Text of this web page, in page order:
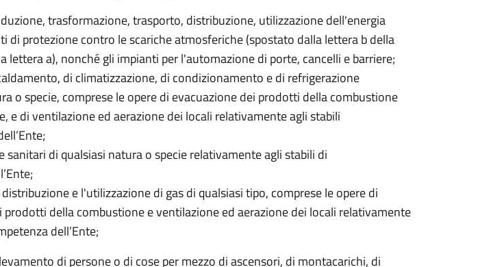
trasformazione, trasporto, distribuzione, utilizzazione dell'energia
di protezione contro le scariche atmosferiche (spostato dalla lettera b della
lettera a), nonché gli impianti per l'automazione di porte, cancelli e barriere;
di climatizzazione, di condizionamento e di refrigerazione
o specie, comprese le opere di evacuazione dei prodotti della combustione
e di ventilazione ed aerazione dei locali relativamente agli stabili
sanitari di qualsiasi natura o specie relativamente agli stabili di
e l'utilizzazione di gas di qualsiasi tipo, comprese le opere di
prodotti della combustione e ventilazione ed aerazione dei locali relativamente
dell’Ente;
di persone o di cose per mezzo di ascensori, di montacarichi, di